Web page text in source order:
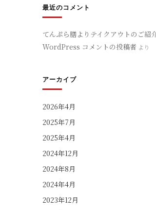
最近のコメント
てんぷら膳よりテイクアウトのご紹
WordPress コメントの投稿者 より
アーカイブ
2026年4月
2025年7月
2025年4月
2024年12月
2024年8月
2024年4月
2023年12月